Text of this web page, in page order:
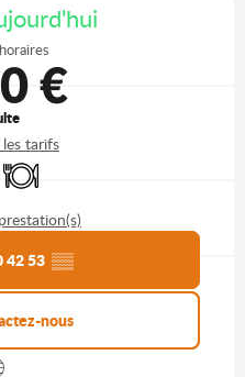
€
tarifs
Restaurant
moment
42 53 ▒▒
nous